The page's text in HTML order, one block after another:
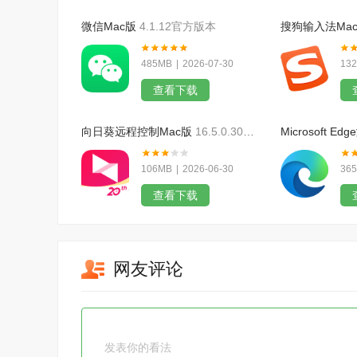
微信Mac版 4.1.12官方版本
485MB 2026-07-30
查看下载
搜狗输入法
向日葵远程控制Mac版 16.5.0.30905官方版本
106MB 2026-06-30
查看下载
Microsoft
网友评论